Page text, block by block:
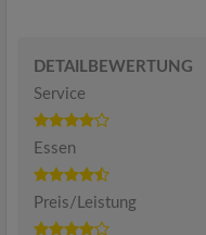
DETAILBEWERTUNG
Service
Essen
Preis/Leistung